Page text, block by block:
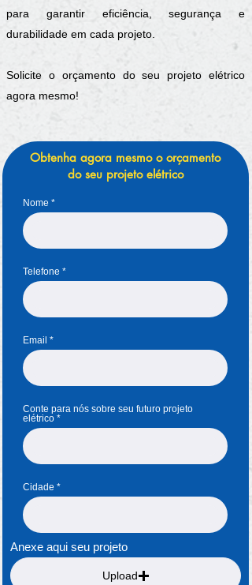
para garantir eficiência, segurança e
durabilidade em cada projeto.
Solicite o orçamento do seu projeto elétrico
agora mesmo!
Obtenha agora mesmo o orçamento
do seu projeto elétrico
Nome
Telefone
Email
Conte para nós sobre seu futuro projeto
elétrico
Cidade
Anexe aqui seu projeto
Upload